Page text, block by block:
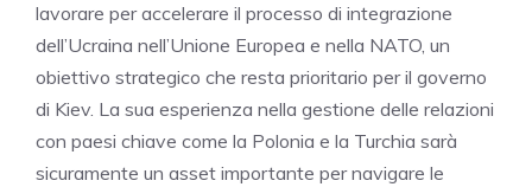
lavorare per accelerare il processo di integrazione
dell’Ucraina nell’Unione Europea e nella NATO, un
obiettivo strategico che resta prioritario per il governo
di Kiev. La sua esperienza nella gestione delle relazioni
con paesi chiave come la Polonia e la Turchia sarà
sicuramente un asset importante per navigare le